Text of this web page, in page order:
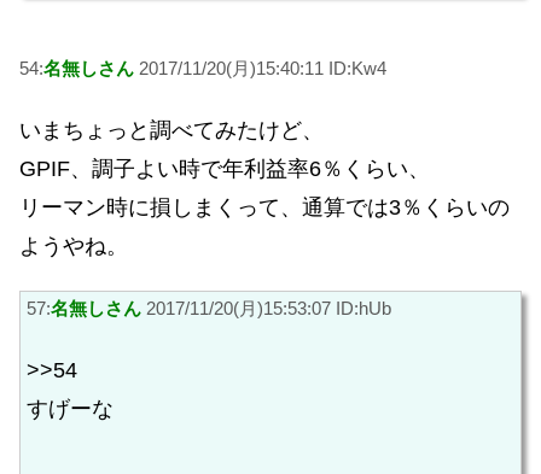
54:名無しさん 2017/11/20(月)15:40:11 ID:Kw4
いまちょっと調べてみたけど、
GPIF、調子よい時で年利益率6％くらい、
リーマン時に損しまくって、通算では3％くらいの
ようやね。
57:名無しさん 2017/11/20(月)15:53:07 ID:hUb
>>54
すげーな